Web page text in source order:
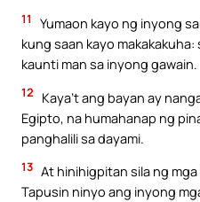
11
Yumaon kayo ng inyong
kung saan kayo
kaunti man sa inyong gawain.
12
Kaya’t ang bayan ay
Egipto, na humahanap ng
panghalili sa dayami.
13 At hinihigpitan sila ng
Tapusin ninyo ang inyong